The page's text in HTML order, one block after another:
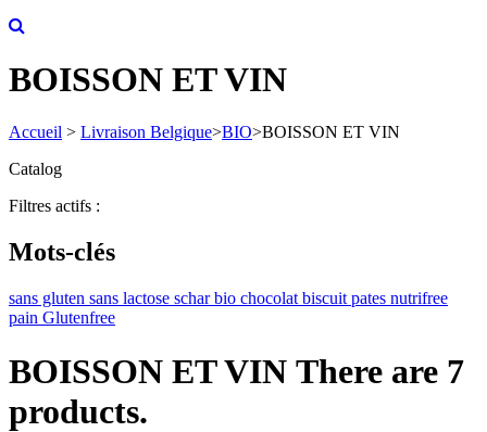
BOISSON ET VIN
Accueil > Livraison Belgique>BIO>BOISSON ET VIN
Catalog
Filtres actifs :
Mots-clés
sans gluten sans lactose scharbio chocolat biscuit pates nutrifree
pain Glutenfree
BOISSON ET VIN There are 7
products.